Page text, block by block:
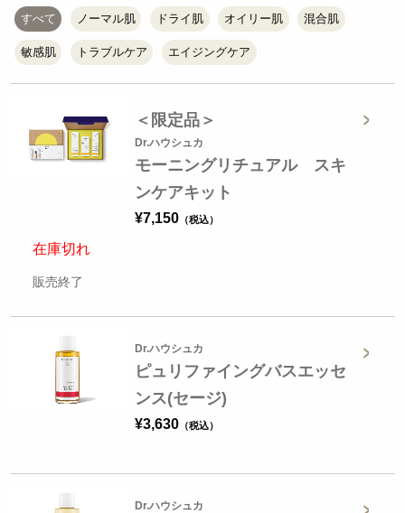
すべて ノーマル肌 ドライ肌 オイリー肌 混合肌
敏感肌 トラブルケア エイジングケア
＜限定品＞
Dr.ハウシュカ
モーニングリチュアル スキ
ンケアキット
¥7,150
在庫切れ
販売終了
Dr.ハウシュカ
ピュリファイングバスエッセ
ンス(セージ)
¥3,630
Dr.ハウシュカ